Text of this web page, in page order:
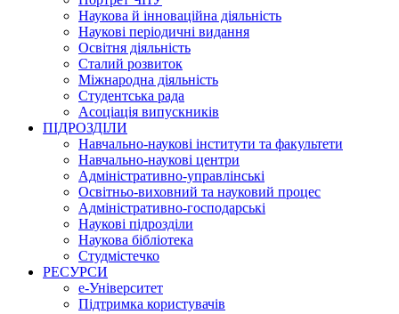
Наукова й інноваційна діяльність
Наукові періодичні видання
Освітня діяльність
Сталий розвиток
Міжнародна діяльність
Студентська рада
Асоціація випускників
ПІДРОЗДІЛИ
Навчально-наукові інститути та факультети
Навчально-наукові центри
Адміністративно-управлінські
Освітньо-виховний та науковий процес
Адміністративно-господарські
Наукові підрозділи
Наукова бібліотека
Студмістечко
РЕСУРСИ
е-Університет
Підтримка користувачів